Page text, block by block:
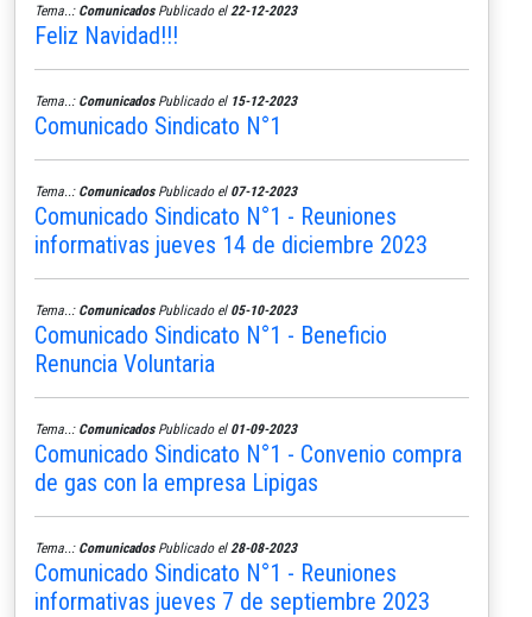
Tema..: ComunicadosPublicado el 22-12-2023
Feliz Navidad!!!
Tema..: ComunicadosPublicado el 15-12-2023
Comunicado Sindicato N°1
Tema..: ComunicadosPublicado el 07-12-2023
Comunicado Sindicato N°1 - Reuniones
informativas jueves 14 de diciembre 2023
Tema..: ComunicadosPublicado el 05-10-2023
Comunicado Sindicato N°1 - Beneficio
Renuncia Voluntaria
Tema..: ComunicadosPublicado el 01-09-2023
Comunicado Sindicato N°1 - Convenio compra
de gas con la empresa Lipigas
Tema..: ComunicadosPublicado el 28-08-2023
Comunicado Sindicato N°1 - Reuniones
informativas jueves 7 de septiembre 2023